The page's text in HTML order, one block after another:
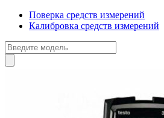
Поверка средств измерений
Калибровка средств измерений